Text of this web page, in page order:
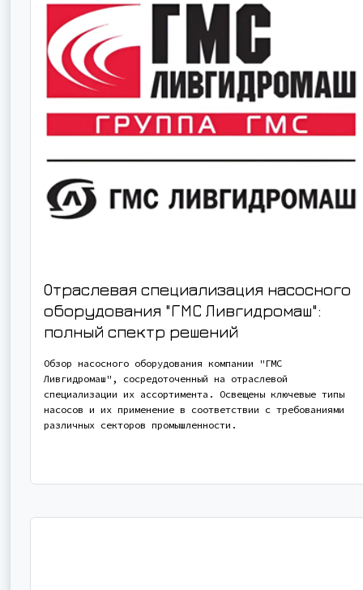
Отраслевая специализация насосного
оборудования "ГМС Ливгидромаш":
полный спектр решений
Обзор насосного оборудования компании "ГМС
Ливгидромаш", сосредоточенный на отраслевой
специализации их ассортимента. Освещены ключевые типы
насосов и их применение в соответствии с требованиями
различных секторов промышленности.